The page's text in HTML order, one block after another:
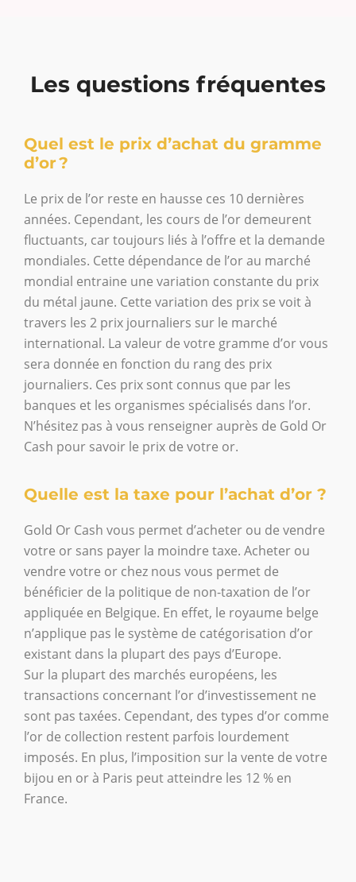
Les questions fréquentes
Quel est le prix d’achat du gramme
d’or ?
Le prix de l’or reste en hausse ces 10 dernières
années. Cependant, les cours de l’or demeurent
fluctuants, car toujours liés à l’offre et la demande
mondiales. Cette dépendance de l’or au marché
mondial entraine une variation constante du prix
du métal jaune. Cette variation des prix se voit à
travers les 2 prix journaliers sur le marché
international. La valeur de votre gramme d’or vous
sera donnée en fonction du rang des prix
journaliers. Ces prix sont connus que par les
banques et les organismes spécialisés dans l’or.
N’hésitez pas à vous renseigner auprès de Gold Or
Cash pour savoir le prix de votre or.
Quelle est la taxe pour l’achat d’or ?
Gold Or Cash vous permet d’acheter ou de vendre
votre or sans payer la moindre taxe. Acheter ou
vendre votre or chez nous vous permet de
bénéficier de la politique de non-taxation de l’or
appliquée en Belgique. En effet, le royaume belge
n’applique pas le système de catégorisation d’or
existant dans la plupart des pays d’Europe.
Sur la plupart des marchés européens, les
transactions concernant l’or d’investissement ne
sont pas taxées. Cependant, des types d’or comme
l’or de collection restent parfois lourdement
imposés. En plus, l’imposition sur la vente de votre
bijou en or à Paris peut atteindre les 12 % en
France.